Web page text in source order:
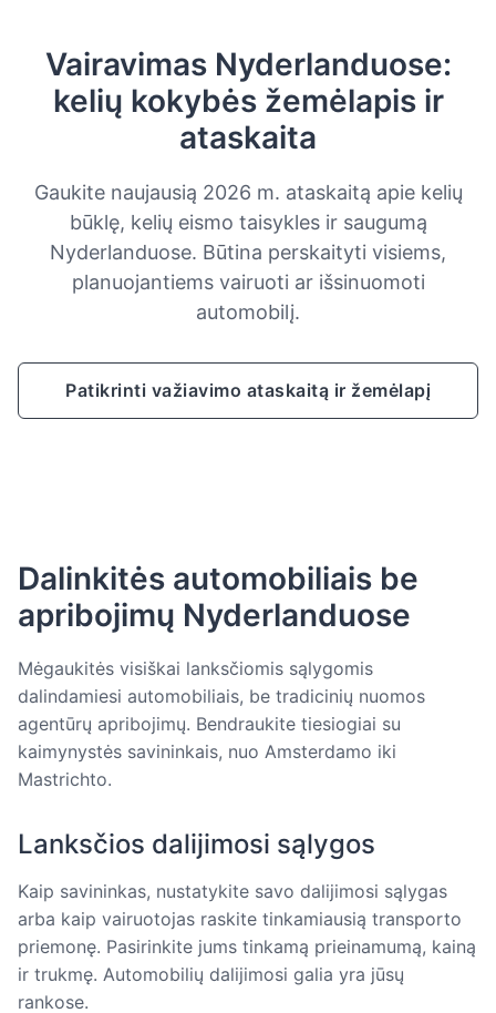
Vairavimas Nyderlanduose:
kelių kokybės žemėlapis ir
ataskaita
Gaukite naujausią 2026 m. ataskaitą apie kelių
būklę, kelių eismo taisykles ir saugumą
Nyderlanduose. Būtina perskaityti visiems,
planuojantiems vairuoti ar išsinuomoti
automobilį.
Patikrinti važiavimo ataskaitą ir žemėlapį
Dalinkitės automobiliais be
apribojimų Nyderlanduose
Mėgaukitės visiškai lanksčiomis sąlygomis
dalindamiesi automobiliais, be tradicinių nuomos
agentūrų apribojimų. Bendraukite tiesiogiai su
kaimynystės savininkais, nuo Amsterdamo iki
Mastrichto.
Lanksčios dalijimosi sąlygos
Kaip savininkas, nustatykite savo dalijimosi sąlygas
arba kaip vairuotojas raskite tinkamiausią transporto
priemonę. Pasirinkite jums tinkamą prieinamumą, kainą
ir trukmę. Automobilių dalijimosi galia yra jūsų
rankose.